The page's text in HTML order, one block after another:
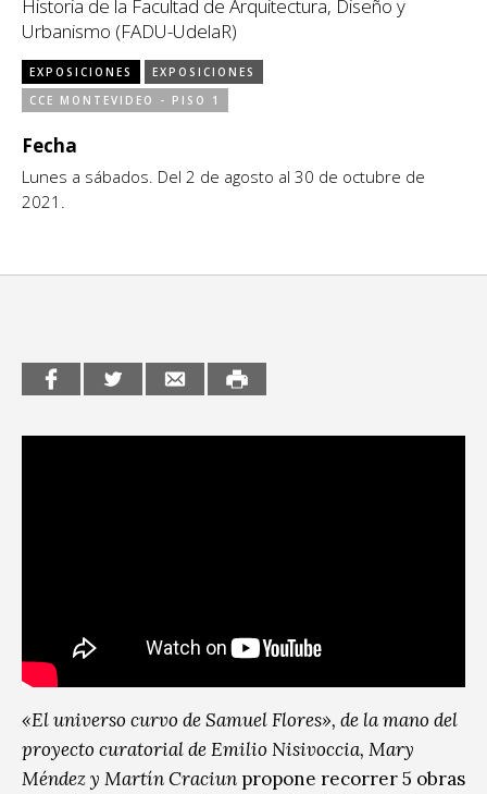
CCE en el interior/libros
Espacio itinerante de lectura infantil
Exposiciones
Formación
Género y Diversidad
Infantil y Juvenil
Sin categoría
Historia de la Facultad de Arquitectura, Diseño y
Urbanismo (FADU-UdelaR)
EXPOSICIONES
EXPOSICIONES
CCE MONTEVIDEO - PISO 1
Fecha
Lunes a sábados. Del 2 de agosto al 30 de octubre de
2021.
«El universo curvo de Samuel Flores», de la mano del
proyecto curatorial de Emilio Nisivoccia, Mary
Méndez y Martín Craciun propone recorrer 5 obras